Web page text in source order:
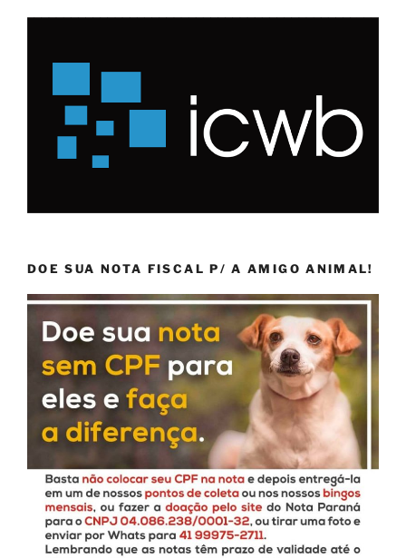
DOE SUA NOTA FISCAL P/ A AMIGO ANIMAL!